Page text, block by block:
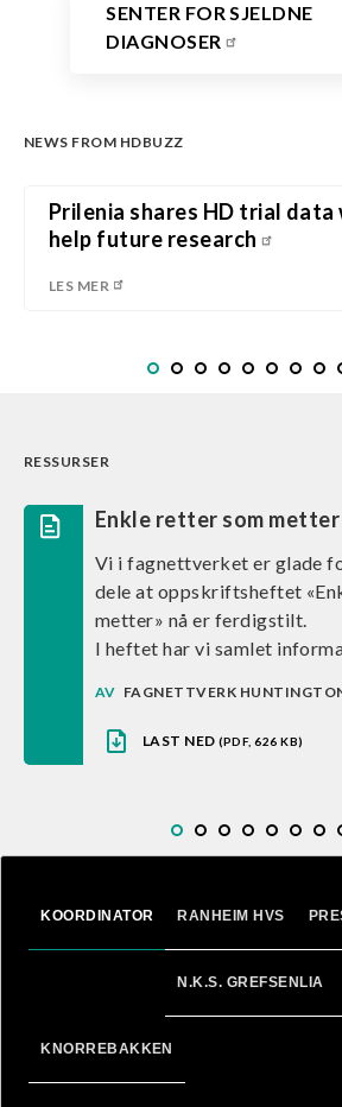
SENTER FOR SJELDNE
DIAGNOSER
NEWS FROM HDBUZZ
Prilenia shares HD trial data
help future research
LES MER
RESSURSER
Enkle retter som metter
Vi i fagnettverket er glade
dele at oppskriftsheftet
metter» nå er ferdigstilt.
I heftet har vi samlet
for trygge og verdige
er utviklet med mål om å
Alle oppskriftene er
Takk for det viktige
lykke til på kjøkkenet!
AV FAGNETTVERK
LAST NED(PDF, 626 KB)
KOORDINATOR RANHEIM HVS
N.K.S. GREFSENLIA
KNORREBAKKEN